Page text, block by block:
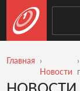
Главная
Новости